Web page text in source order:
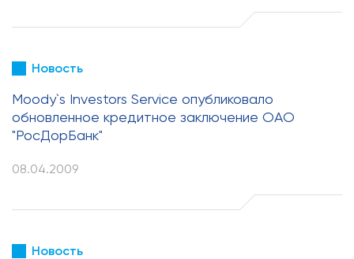
Новость
Moody`s Investors Service опубликовало
обновленное кредитное заключение ОАО
"РосДорБанк"
08.04.2009
Новость